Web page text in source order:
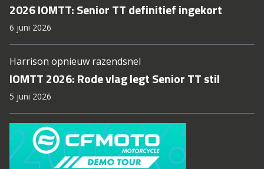
2026 IOMTT: Senior TT definitief ingekort
6 juni 2026
Harrison opnieuw razendsnel
IOMTT 2026: Rode vlag legt Senior TT stil
5 juni 2026